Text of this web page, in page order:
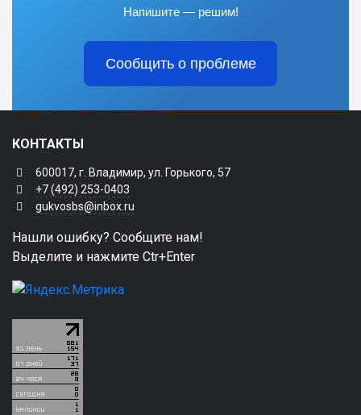
Напишите — решим!
Сообщить о проблеме
КОНТАКТЫ
600017, г. Владимир, ул. Горького, 57
+7 (492) 253-0403
gukvosbs@inbox.ru
Нашли ошибку? Сообщите нам!
Выделите и нажмите Ctr+Enter